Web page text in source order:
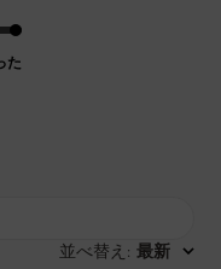
た
並べ替え : 最新